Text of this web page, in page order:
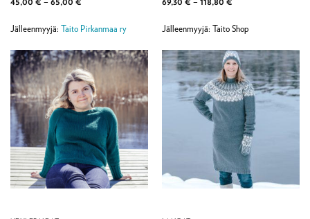
65,00 €
Jälleenmyyjä: Taito Pirkanmaa ry
118,80 €
Jälleenmyyjä: Taito Shop